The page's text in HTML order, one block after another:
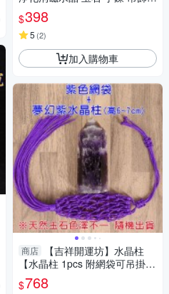
飾品等 附白水晶300公克 元寶
已淨化】
$398
5 (2)
加入購物車
商店
【吉祥開運坊】水晶柱
【水晶柱 1pcs 附網袋可吊掛
多款可供選擇】淨化 擇日
$768